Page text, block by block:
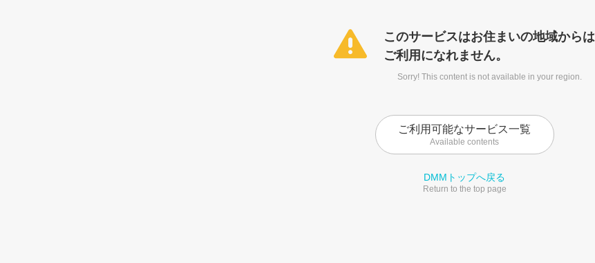
このサービスはお住まいの地域からは
ご利用になれません。
Sorry! This content is not available in your region.
ご利用可能なサービス一覧
Available contents
DMMトップへ戻る
Return to the top page